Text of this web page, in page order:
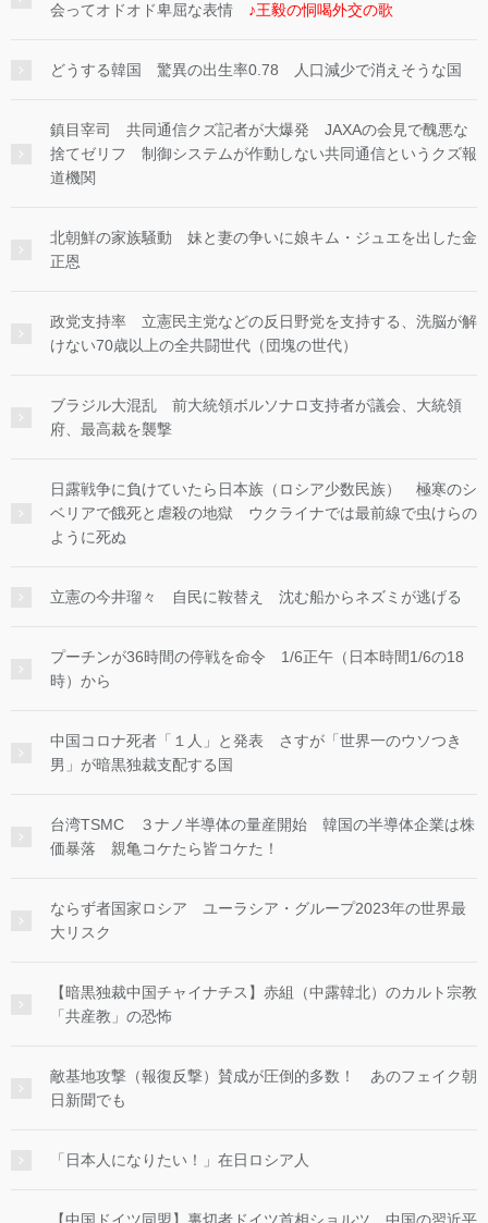
会ってオドオド卑屈な表情 ♪王毅の恫喝外交の歌
どうする韓国 驚異の出生率0.78 人口減少で消えそうな国
鎮目宰司 共同通信クズ記者が大爆発 JAXAの会見で醜悪な
捨てゼリフ 制御システムが作動しない共同通信というクズ報
道機関
北朝鮮の家族騒動 妹と妻の争いに娘キム・ジュエを出した金
正恩
政党支持率 立憲民主党などの反日野党を支持する、洗脳が解
けない70歳以上の全共闘世代（団塊の世代）
ブラジル大混乱 前大統領ボルソナロ支持者が議会、大統領
府、最高裁を襲撃
日露戦争に負けていたら日本族（ロシア少数民族） 極寒のシ
ベリアで餓死と虐殺の地獄 ウクライナでは最前線で虫けらの
ように死ぬ
立憲の今井瑠々 自民に鞍替え 沈む船からネズミが逃げる
プーチンが36時間の停戦を命令 1/6正午（日本時間1/6の18
時）から
中国コロナ死者「１人」と発表 さすが「世界一のウソつき
男」が暗黒独裁支配する国
台湾TSMC ３ナノ半導体の量産開始 韓国の半導体企業は株
価暴落 親亀コケたら皆コケた！
ならず者国家ロシア ユーラシア・グループ2023年の世界最
大リスク
【暗黒独裁中国チャイナチス】赤組（中露韓北）のカルト宗教
「共産教」の恐怖
敵基地攻撃（報復反撃）賛成が圧倒的多数！ あのフェイク朝
日新聞でも
「日本人になりたい！」在日ロシア人
【中国ドイツ同盟】裏切者ドイツ首相ショルツ 中国の習近平